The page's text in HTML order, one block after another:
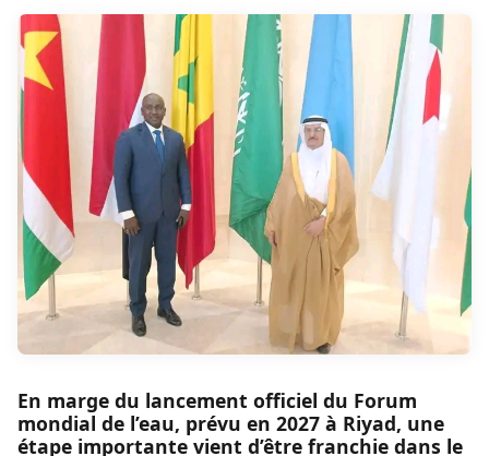
En marge du lancement officiel du Forum
mondial de l’eau, prévu en 2027 à Riyad, une
étape importante vient d’être franchie dans le